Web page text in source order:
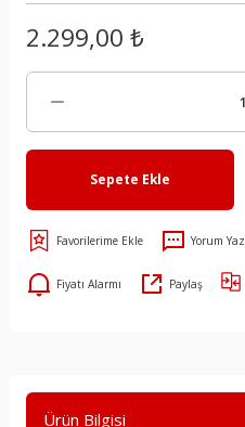
2.299,00 ₺
Sepete Ekle
Yorum Yaz
Fiyatı Alarmı Paylaş
Ürün Bilgisi